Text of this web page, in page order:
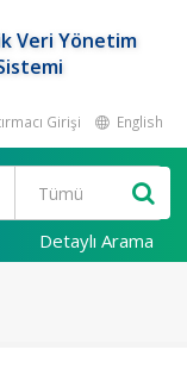
Veri Yönetim
Girişi English
Detaylı Arama